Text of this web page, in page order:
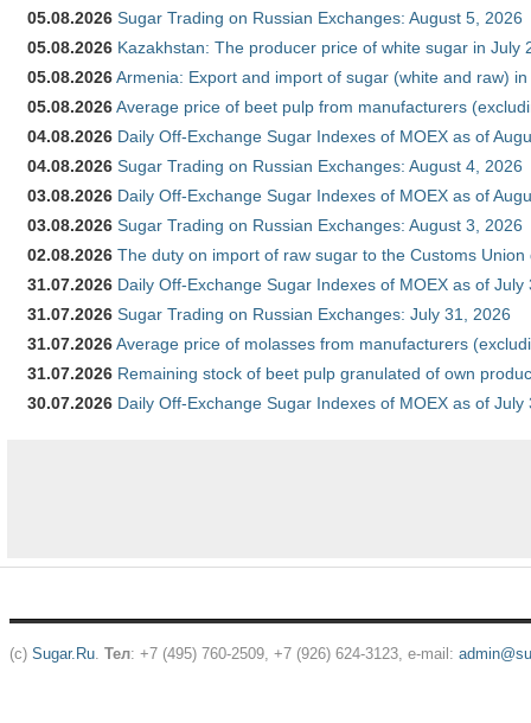
05.08.2026 Sugar Trading on Russian Exchanges: August 5, 2026
05.08.2026 Kazakhstan: The producer price of white sugar in July
05.08.2026Armenia: Export and import of sugar (white and raw)
05.08.2026Average price of beet pulp from manufacturers
04.08.2026 Daily Off-Exchange Sugar Indexes of MOEX as of
04.08.2026 Sugar Trading on Russian Exchanges: August 4, 2026
03.08.2026 Daily Off-Exchange Sugar Indexes of MOEX as of
03.08.2026 Sugar Trading on Russian Exchanges: August 3, 2026
02.08.2026 The duty on import of raw sugar to the Customs
31.07.2026 Daily Off-Exchange Sugar Indexes of MOEX as of July
31.07.2026 Sugar Trading on Russian Exchanges: July 31, 2026
31.07.2026Average price of molasses from manufacturers
31.07.2026 Remaining stock of beet pulp granulated of own
30.07.2026 Daily Off-Exchange Sugar Indexes of MOEX as of July
(c) Sugar.Ru. Тел: +7 (495) 760-2509, +7 (926) 624-3123, e-mail: